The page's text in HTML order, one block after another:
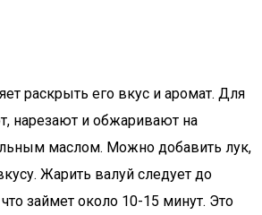
раскрыть его вкус и аромат. Для
нарезают и обжаривают на
маслом. Можно добавить лук,
Жарить валуй следует до
займет около 10-15 минут. Это